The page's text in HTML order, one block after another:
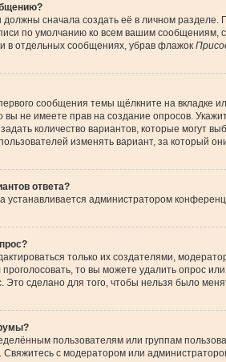
сначала создать её в личном разделе.
по умолчанию ко всем вашим
в отдельных сообщениях, убрав флажок
сообщения темы щёлкните на вкладке
не имеете прав на создание опросов.
количество вариантов, которые могут
изменять вариант, за который
ответа?
устанавливается администратором
только их создателями,
то вы можете удалить опрос
Это сделано для того, чтобы нельзя было
пользователям или группам
с модератором или